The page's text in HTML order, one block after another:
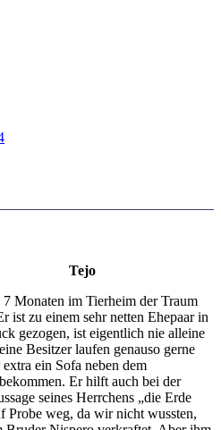
Tejo
Monaten im Tierheim der Traum
ist zu einem sehr netten Ehepaar in
gezogen, ist eigentlich nie alleine
Besitzer laufen genauso gerne
ein Sofa neben dem
Er hilft auch bei der
seines Herrchens „die Erde
Probe weg, da wir nicht wussten,